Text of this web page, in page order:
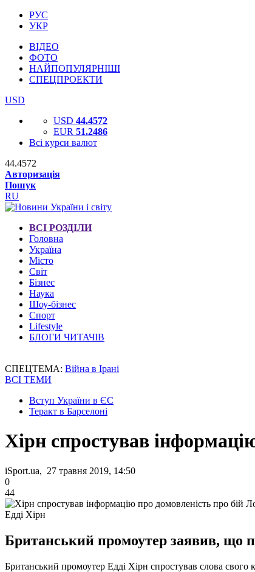
РУС
УКР
ВІДЕО
ФОТО
НАЙПОПУЛЯРНІШІ
СПЕЦПРОЕКТИ
USD
USD 44.4572
EUR 51.2486
Всі курси валют
44.4572
Авторизація
Пошук
RU
ВСІ РОЗДІЛИ
Головна
Україна
Місто
Світ
Бізнес
Наука
Шоу-бізнес
Спорт
Lifestyle
БЛОГИ ЧИТАЧІВ
СПЕЦТЕМА: Війна в Ірані
ВСІ ТЕМИ
Вступ України в ЄС
Теракт в Барселоні
Хірн спростував
iSport.ua, 27 травня 2019, 14:50
0
44
Едді Хірн
Британський промоутер заявив, що
Британський промоутер Едді Хірн спростував слова